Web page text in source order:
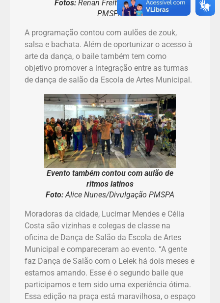
Fotos: Renan Freitas/Divulgação
PMSPA
A programação contou com aulões de zouk,
salsa e bachata. Além de oportunizar o acesso à
arte da dança, o baile também tem como
objetivo promover a integração entre as turmas
de dança de salão da Escola de Artes Municipal.
Evento também contou com aulão de
ritmos latinos
Foto:Alice Nunes/Divulgação PMSPA
Moradoras da cidade, Lucimar Mendes e Célia
Costa são vizinhas e colegas de classe na
oficina de Dança de Salão da Escola de Artes
Municipal e compareceram ao evento. “A gente
faz Dança de Salão com o Lelek há dois meses e
estamos amando. Esse é o segundo baile que
participamos e tem sido uma experiência ótima.
Essa edição na praça está maravilhosa, o espaço